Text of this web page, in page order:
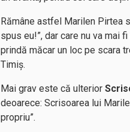
Rămâne astfel Marilen Pirtea
spus eu!”, dar care nu va mai
prindă măcar un loc pe scara
Timiș.
Mai grav este că ulterior
deoarece: Scrisoarea lui
propriu”.